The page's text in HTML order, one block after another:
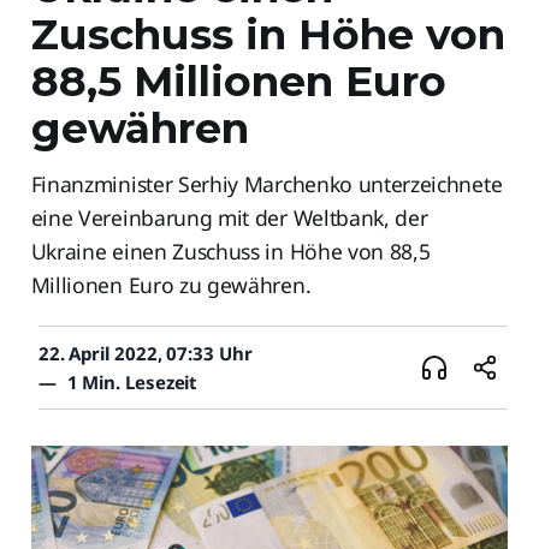
Zuschuss in Höhe von
88,5 Millionen Euro
gewähren
Finanzminister Serhiy Marchenko unterzeichnete
eine Vereinbarung mit der Weltbank, der
Ukraine einen Zuschuss in Höhe von 88,5
Millionen Euro zu gewähren.
22. April 2022, 07:33 Uhr
— 1 Min. Lesezeit